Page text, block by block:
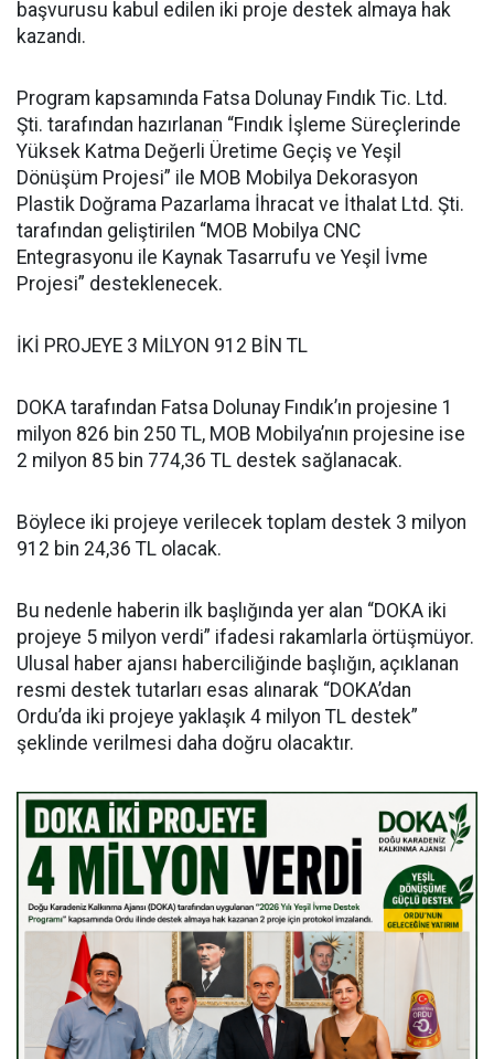
başvurusu kabul edilen iki proje destek almaya hak
kazandı.
Program kapsamında Fatsa Dolunay Fındık Tic. Ltd.
Şti. tarafından hazırlanan “Fındık İşleme Süreçlerinde
Yüksek Katma Değerli Üretime Geçiş ve Yeşil
Dönüşüm Projesi” ile MOB Mobilya Dekorasyon
Plastik Doğrama Pazarlama İhracat ve İthalat Ltd. Şti.
tarafından geliştirilen “MOB Mobilya CNC
Entegrasyonu ile Kaynak Tasarrufu ve Yeşil İvme
Projesi” desteklenecek.
İKİ PROJEYE 3 MİLYON 912 BİN TL
DOKA tarafından Fatsa Dolunay Fındık’ın projesine 1
milyon 826 bin 250 TL, MOB Mobilya’nın projesine ise
2 milyon 85 bin 774,36 TL destek sağlanacak.
Böylece iki projeye verilecek toplam destek 3 milyon
912 bin 24,36 TL olacak.
Bu nedenle haberin ilk başlığında yer alan “DOKA iki
projeye 5 milyon verdi” ifadesi rakamlarla örtüşmüyor.
Ulusal haber ajansı haberciliğinde başlığın, açıklanan
resmi destek tutarları esas alınarak “DOKA’dan
Ordu’da iki projeye yaklaşık 4 milyon TL destek”
şeklinde verilmesi daha doğru olacaktır.